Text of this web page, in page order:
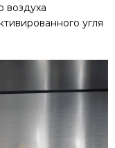
воздуха
угля